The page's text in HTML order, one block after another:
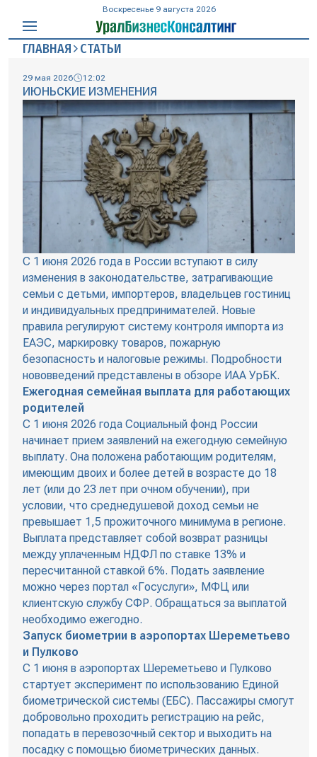
Воскресенье 9 августа 2026
ГЛАВНАЯ СТАТЬИ
29 мая 2026 12:02
ИЮНЬСКИЕ ИЗМЕНЕНИЯ
С 1 июня 2026 года в России вступают в силу
изменения в законодательстве, затрагивающие
семьи с детьми, импортеров, владельцев гостиниц
и индивидуальных предпринимателей. Новые
правила регулируют систему контроля импорта из
ЕАЭС, маркировку товаров, пожарную
безопасность и налоговые режимы. Подробности
нововведений представлены в обзоре ИАА УрБК.
Ежегодная семейная выплата для работающих
родителей
С 1 июня 2026 года Социальный фонд России
начинает прием заявлений на ежегодную семейную
выплату. Она положена работающим родителям,
имеющим двоих и более детей в возрасте до 18
лет (или до 23 лет при очном обучении), при
условии, что среднедушевой доход семьи не
превышает 1,5 прожиточного минимума в регионе.
Выплата представляет собой возврат разницы
между уплаченным НДФЛ по ставке 13% и
пересчитанной ставкой 6%. Подать заявление
можно через портал «Госуслуги», МФЦ или
клиентскую службу СФР. Обращаться за выплатой
необходимо ежегодно.
Запуск биометрии в аэропортах Шереметьево
и Пулково
С 1 июня в аэропортах Шереметьево и Пулково
стартует эксперимент по использованию Единой
биометрической системы (ЕБС). Пассажиры смогут
добровольно проходить регистрацию на рейс,
попадать в перевозочный сектор и выходить на
посадку с помощью биометрических данных.